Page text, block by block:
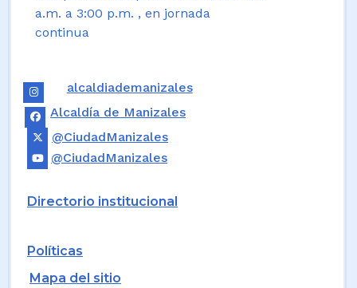
a.m. a 3:00 p.m. , en jornada
continua
alcaldiademanizales
Alcaldía de Manizales
@CiudadManizales
@CiudadManizales
Directorio institucional
Políticas
Mapa del sitio